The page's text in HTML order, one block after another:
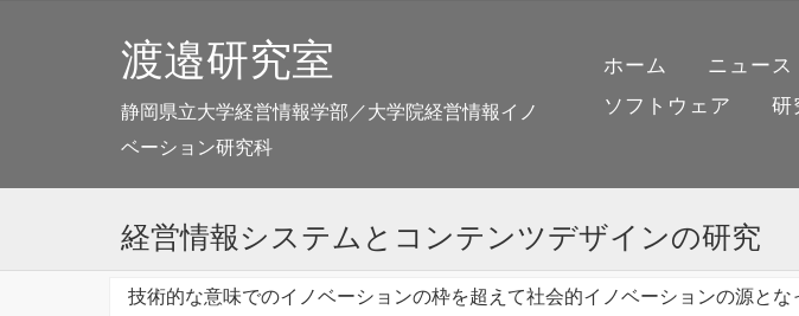
渡邉研究室
静岡県立大学経営情報学部／大学院経営情報イノ
ベーション研究科
ホーム ニュース
ソフトウェア
研
経営情報システムとコンテンツデザインの研究
技術的な意味でのイノベーションの枠を超えて社会的イノベーションの源と